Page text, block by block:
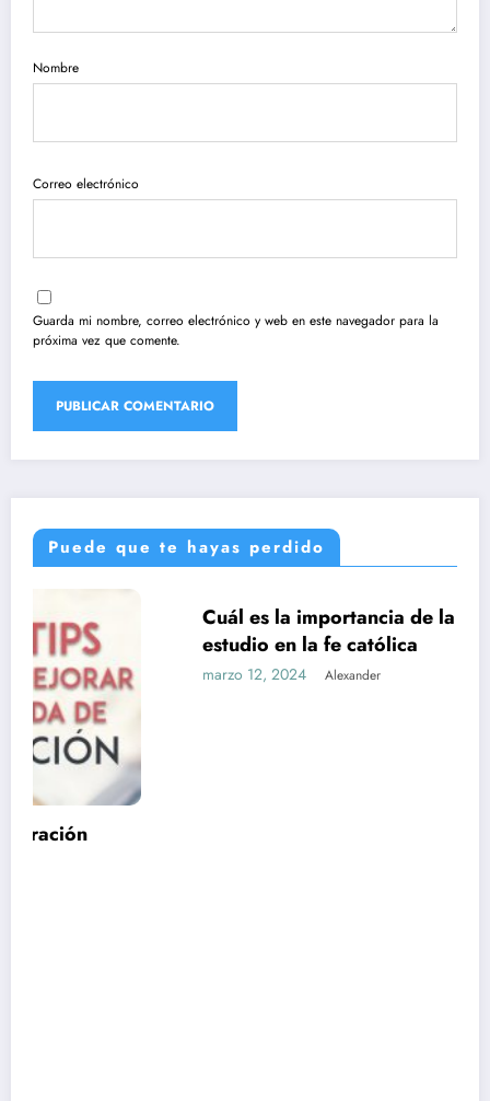
Nombre
Correo electrónico
Guarda mi nombre, correo electrónico y web en este navegador para la
próxima vez que comente.
Puede que te hayas perdido
Cuál es la importancia de la formación y el
estudio en la fe católica
marzo 12, 2024 Alexander